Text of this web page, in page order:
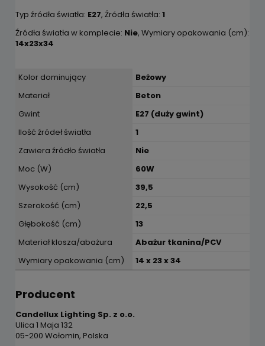
Typ źródła światła: E27, Źródła światła: 1
Źródła światła w komplecie: Nie, Wymiary opakowania (cm):
14x23x34
Kolor dominujący
Beżowy
Materiał
Beton
Gwint
E27 (duży gwint)
Ilość źródeł światła
1
Zawiera źródło światła
Nie
Moc (W)
60W
Wysokość (cm)
39,5
Szerokość (cm)
22,5
Głębokość (cm)
13
Materiał klosza/abażura
Abażur tkanina/PCV
Wymiary opakowania (cm)
14 x 23 x 34
Producent
Candellux Lighting Sp. z o.o.
Ulica 1 Maja 132
05-200 Wołomin, Polska